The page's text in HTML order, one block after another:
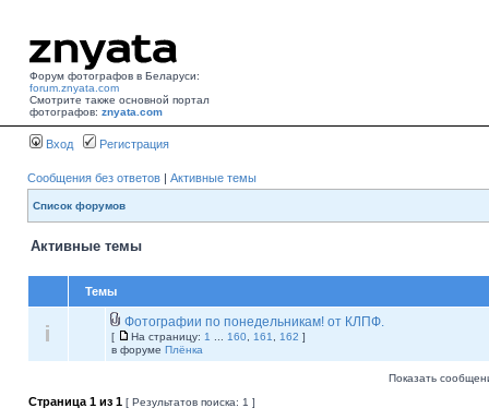
Форум фотографов в Беларуси:
forum.znyata.com
Смотрите также основной портал
фотографов: znyata.com
Вход Регистрация
Сообщения без ответов | Активные темы
Список форумов
Активные темы
Темы
Фотографии по понедельникам! от КЛПФ.
[ На страницу: 1 160 161 162 ]
в форуме Плёнка
Показать
Страница 1 из 1 [ Результатов поиска: 1 ]